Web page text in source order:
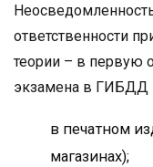
ответственности
теории – в первую
экзамена в ГИБДД
в печатном
магазинах);